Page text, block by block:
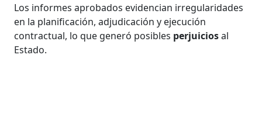
Los informes aprobados evidencian irregularidades
en la planificación, adjudicación y ejecución
contractual, lo que generó posibles perjuiciosal
Estado.